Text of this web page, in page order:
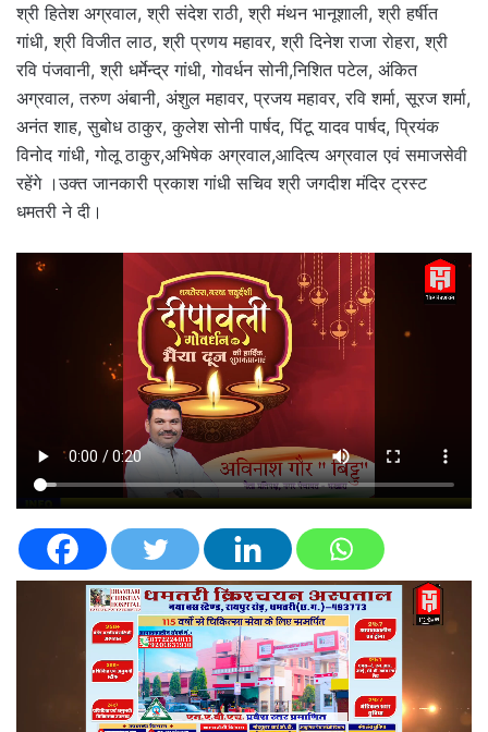
श्री हितेश अग्रवाल, श्री संदेश राठी, श्री मंथन भानूशाली, श्री हर्षीत
गांधी, श्री विजीत लाठ, श्री प्रणय महावर, श्री दिनेश राजा रोहरा, श्री
रवि पंजवानी, श्री धर्मेन्द्र गांधी, गोवर्धन सोनी,निशित पटेल, अंकित
अग्रवाल, तरुण अंबानी, अंशुल महावर, प्रजय महावर, रवि शर्मा, सूरज शर्मा,
अनंत शाह, सुबोध ठाकुर, कुलेश सोनी पार्षद, पिंटू यादव पार्षद, प्रियंक
विनोद गांधी, गोलू ठाकुर,अभिषेक अग्रवाल,आदित्य अग्रवाल एवं समाजसेवी
रहेंगे ।उक्त जानकारी प्रकाश गांधी सचिव श्री जगदीश मंदिर ट्रस्ट
धमतरी ने दी।